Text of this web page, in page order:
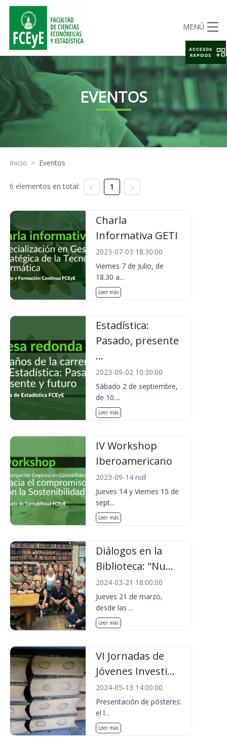
MENÚ
EVENTOS
Inicio > Eventos
6 elementos en total: 1
Charla
Informativa GETI
2023-07-03 18:30:00
Viernes 7 de Julio, de
18.30 a...
Leer más
Estadística:
Pasado, presente
...
2023-09-02 10:30:00
Sábado 2 de septiembre,
de 10....
Leer más
IV Workshop
Iberoamericano
2023-09-14 null
Jueves 14 y Viernes 15 de
sept...
Leer más
Diálogos en la
Biblioteca: "Nu...
2024-03-21 18:00:00
Jueves 21 de marzo,
desde las ...
Leer más
VI Jornadas de
Jóvenes Investi...
2024-05-13 14:00:00
Presentación de pósteres:
el l...
Leer más
ACCESOS
RAPIDOS